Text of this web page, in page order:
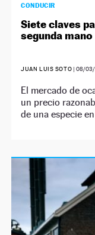
CONDUCIR
Siete claves
segunda mano
JUAN LUIS SOTO |08/03/
El mercado de
un precio
de una especie